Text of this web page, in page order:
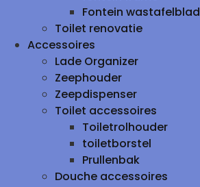
Fontein wastafelblad
Toilet renovatie
Accessoires
Lade Organizer
Zeephouder
Zeepdispenser
Toilet accessoires
Toiletrolhouder
toiletborstel
Prullenbak
Douche accessoires